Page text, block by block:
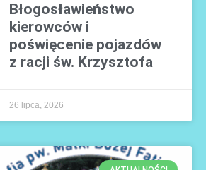
Błogosławieństwo
kierowców i
poświęcenie pojazdów
z racji św. Krzysztofa
26 lipca, 2026